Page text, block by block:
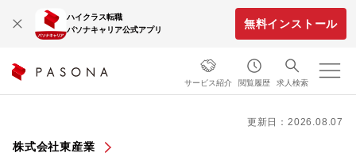
ハイクラス転職
パソナキャリア公式アプリ
無料インストール
サービス紹介 閲覧履歴 求人検索
更新日：2026.08.07
株式会社東産業